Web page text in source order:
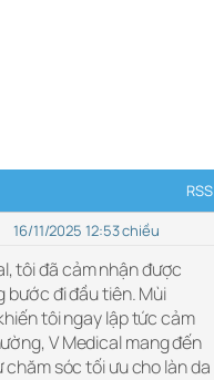
RSS
16/11/2025 12:53 chiều
tôi đã cảm nhận được
bước đi đầu tiên. Mùi
tôi ngay lập tức cảm
V Medical mang đến
sóc tối ưu cho làn da